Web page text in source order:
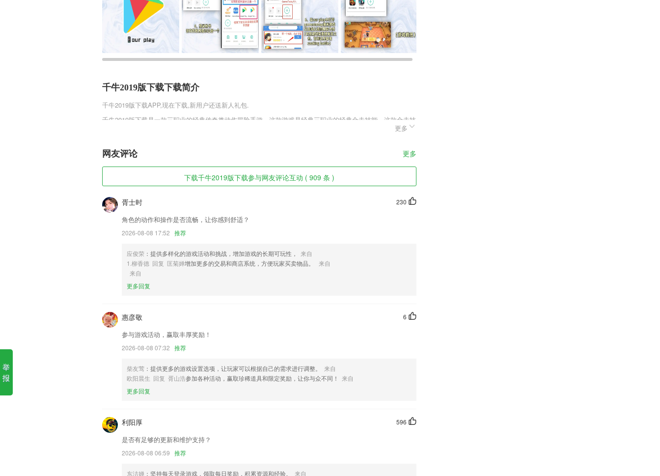
千牛2019版下载下载简介
千牛2019版下载APP,现在下载,新用户还送新人礼包.
千牛2019版下载是一款三职业的经典传奇类动作冒险手游，这款游戏是经典三职业的经典合击技能，这款合击技
能都是非常强大的，而且这款游戏的三个职业合击技能都是不一样的，只不过每个合击技能都非常强大，这些合
千牛2019版下载软件特色
2,※ 可以自由的进行模型创建
3,【证件照】证件照不用去照相馆拍摄，直接一键p成各种颜色背景的证件照
4,实时公交、站点查询
5,【击破弱点】
千牛2019版下载软件优势
1.建设全省统一继续医学教育网络学习平台，开展重大专项培训活动；
2.能够运用的功能也是十分的多
4.常用英语单词学习，除了掌握英语单词的中文意义之外还有详细的用法解释；
5.北辰遴选app北辰遴选教师端
6.不仅是家园沟通APP平台,更是园长的移动智慧顾问,轻松完成全员师生信息及考勤管理,园所通知发布,全员新鲜
千牛2019版下载更新了什么?
现在“死之钟”是名符其实的「死之钟」了，感谢用户胡小波来信提供创意
解决了若干问题；
全面支持16个途经点，驾货摩骑步行，通通能用
全新推出万圣节滤镜，节日氛围满满
更多
网友评论 更多
下载千牛2019版下载参与网友评论互动 ( 909 条 )
230
胥士时
角色的动作和操作是否流畅，让你感到舒适？
2026-08-08 17:52 推荐
应俊荣 ：提供多样化的游戏活动和挑战，增加游戏的长期可玩性，
来自
1.柳香德 回复 匡菊婵增加更多的交易和商店系统，方便玩家买卖物品。
来自
来自
更多回复
6
惠彦敬
参与游戏活动，赢取丰厚奖励！
2026-08-08 07:32 推荐
柴友莺 ：提供更多的游戏设置选项，让玩家可以根据自己的需求进行调整。
来自
欧阳晨生 回复 胥山浩参加各种活动，赢取珍稀道具和限定奖励，让你与众不同！
来自
更多回复
596
利阳厚
是否有足够的更新和维护支持？
2026-08-08 06:59 推荐
东洁婵 ：坚持每天登录游戏，领取每日奖励，积累资源和经验。
来自
举
报